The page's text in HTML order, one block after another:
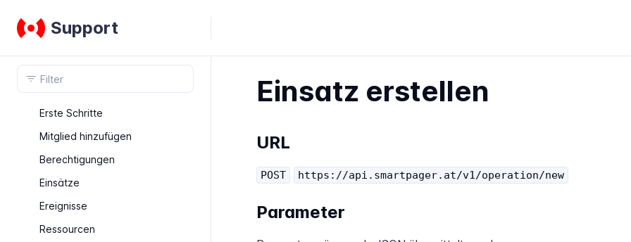
Support
Erste Schritte
Mitglied hinzufügen
Berechtigungen
Einsätze
Ereignisse
Ressourcen
Einsatz erstellen
URL
POST https://api.smartpager.at/v1/operation/new
Parameter